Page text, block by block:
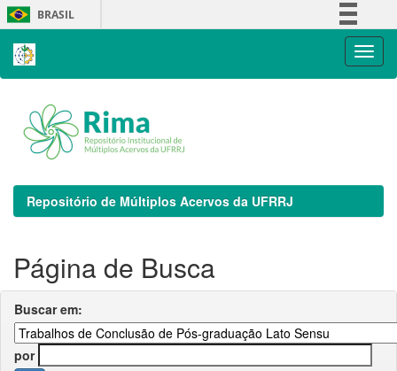
Skip
navigation
BRASIL
Repositório de Múltiplos Acervos da UFRRJ
Página de Busca
Buscar em:
por